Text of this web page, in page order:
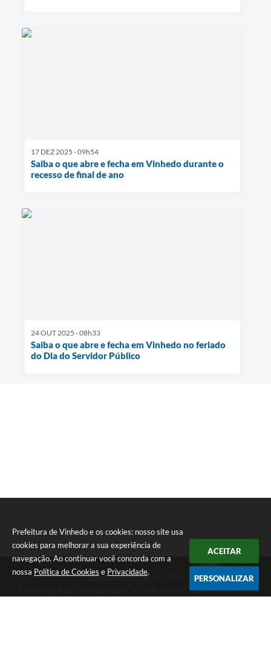
Prefeitura de Vinhedo e os cookies: nosso site usa
cookies para melhorar a sua experiência de
navegação. Ao continuar você concorda com a
nossa Política de Cookies e Privacidade.
ACEITAR
PERSONALIZAR
17 DEZ 2025 - 09h54
Saiba o que abre e fecha em Vinhedo durante o
recesso de final de ano
24 OUT 2025 - 08h33
Saiba o que abre e fecha em Vinhedo no feriado
do Dia do Servidor Público
Telefone: (19) 3826-7800
Endereço: Rua João Corazzari, nº 394, Centro | CEP: 13280-091